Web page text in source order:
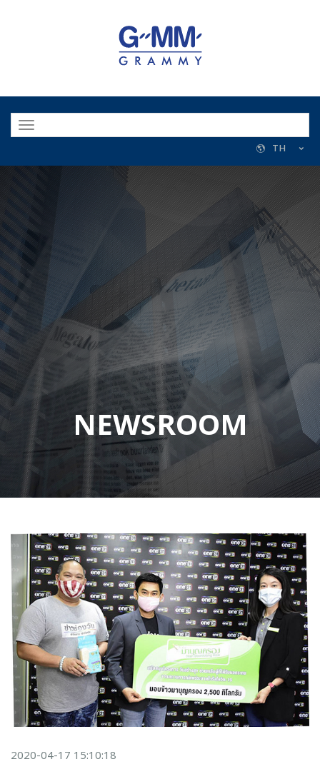
TH
NEWSROOM
2020-04-17 15:10:18